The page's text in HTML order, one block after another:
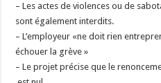
– Les actes de violences ou de
sont également interdits.
– L’employeur «ne doit rien
échouer la grève »
– Le projet précise que le